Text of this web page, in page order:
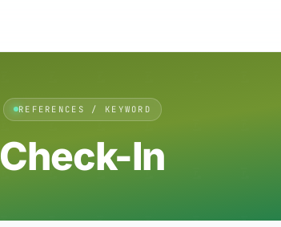
REFERENCES / KEYWORD
Check-In